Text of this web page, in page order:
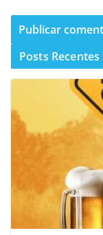
Posts Recentes